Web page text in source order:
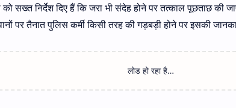
सख्त निर्देश दिए हैं कि जरा भी संदेह होने पर तत्काल पूछताछ की
पर तैनात पुलिस कर्मी किसी तरह की गड़बड़ी होने पर इसकी